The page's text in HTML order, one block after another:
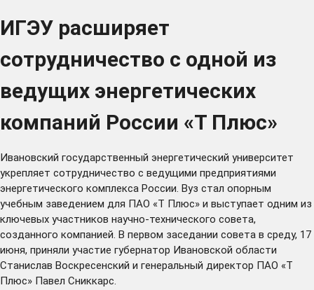
ИГЭУ расширяет
сотрудничество с одной из
ведущих энергетических
компаний России «Т Плюс»
Ивановский государственный энергетический университет
укрепляет сотрудничество с ведущими предприятиями
энергетического комплекса России. Вуз стал опорным
учебным заведением для ПАО «Т Плюс» и выступает одним из
ключевых участников научно-технического совета,
созданного компанией. В первом заседании совета в среду, 17
июня, приняли участие губернатор Ивановской области
Станислав Воскресенский и генеральный директор ПАО «Т
Плюс» Павел Сниккарс.